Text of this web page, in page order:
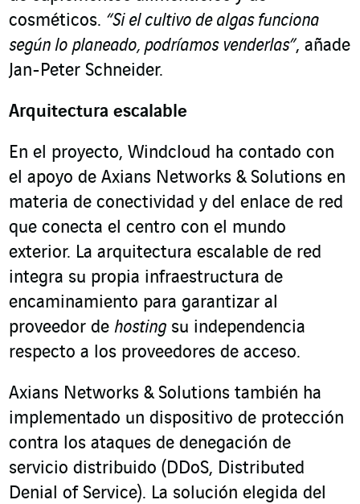
cosméticos. “Si el cultivo de algas funciona
según lo planeado, podríamos venderlas”, añade
Jan-Peter Schneider.
Arquitectura escalable
En el proyecto, Windcloud ha contado con
el apoyo de Axians Networks & Solutions en
materia de conectividad y del enlace de red
que conecta el centro con el mundo
exterior. La arquitectura escalable de red
integra su propia infraestructura de
encaminamiento para garantizar al
proveedor de hosting su independencia
respecto a los proveedores de acceso.
Axians Networks & Solutions también ha
implementado un dispositivo de protección
contra los ataques de denegación de
servicio distribuido (DDoS, Distributed
Denial of Service). La solución elegida del